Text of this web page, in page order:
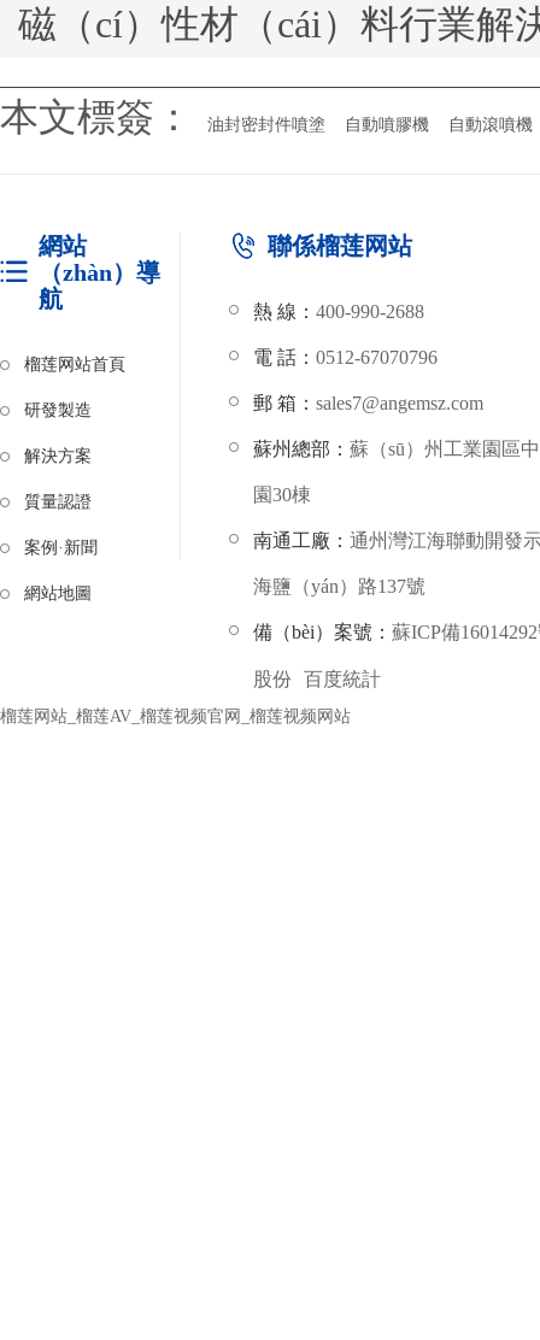
磁（cí）性材（cái）料行業解
本文標簽： 油封密封件噴塗 自動噴膠機 自動滾噴機
網站
（zhàn）導
航
榴莲网站首頁
研發製造
解決方案
質量認證
案例·新聞
網站地圖
聯係榴莲网站
熱 線： 400-990-2688
電 話： 0512-67070796
郵 箱： sales7@angemsz.com
蘇州總部： 蘇（sū）州工業園區
園30棟
南通工廠： 通州灣江海聯動開發
海鹽（yán）路137號
備（bèi）案號： 蘇ICP備
股份 百度統計
榴莲网站_榴莲AV_榴莲视频官网_榴莲视频网站